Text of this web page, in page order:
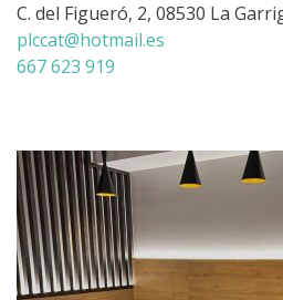
C. del Figueró, 2, 08530 La
plccat@hotmail.es
667 623 919